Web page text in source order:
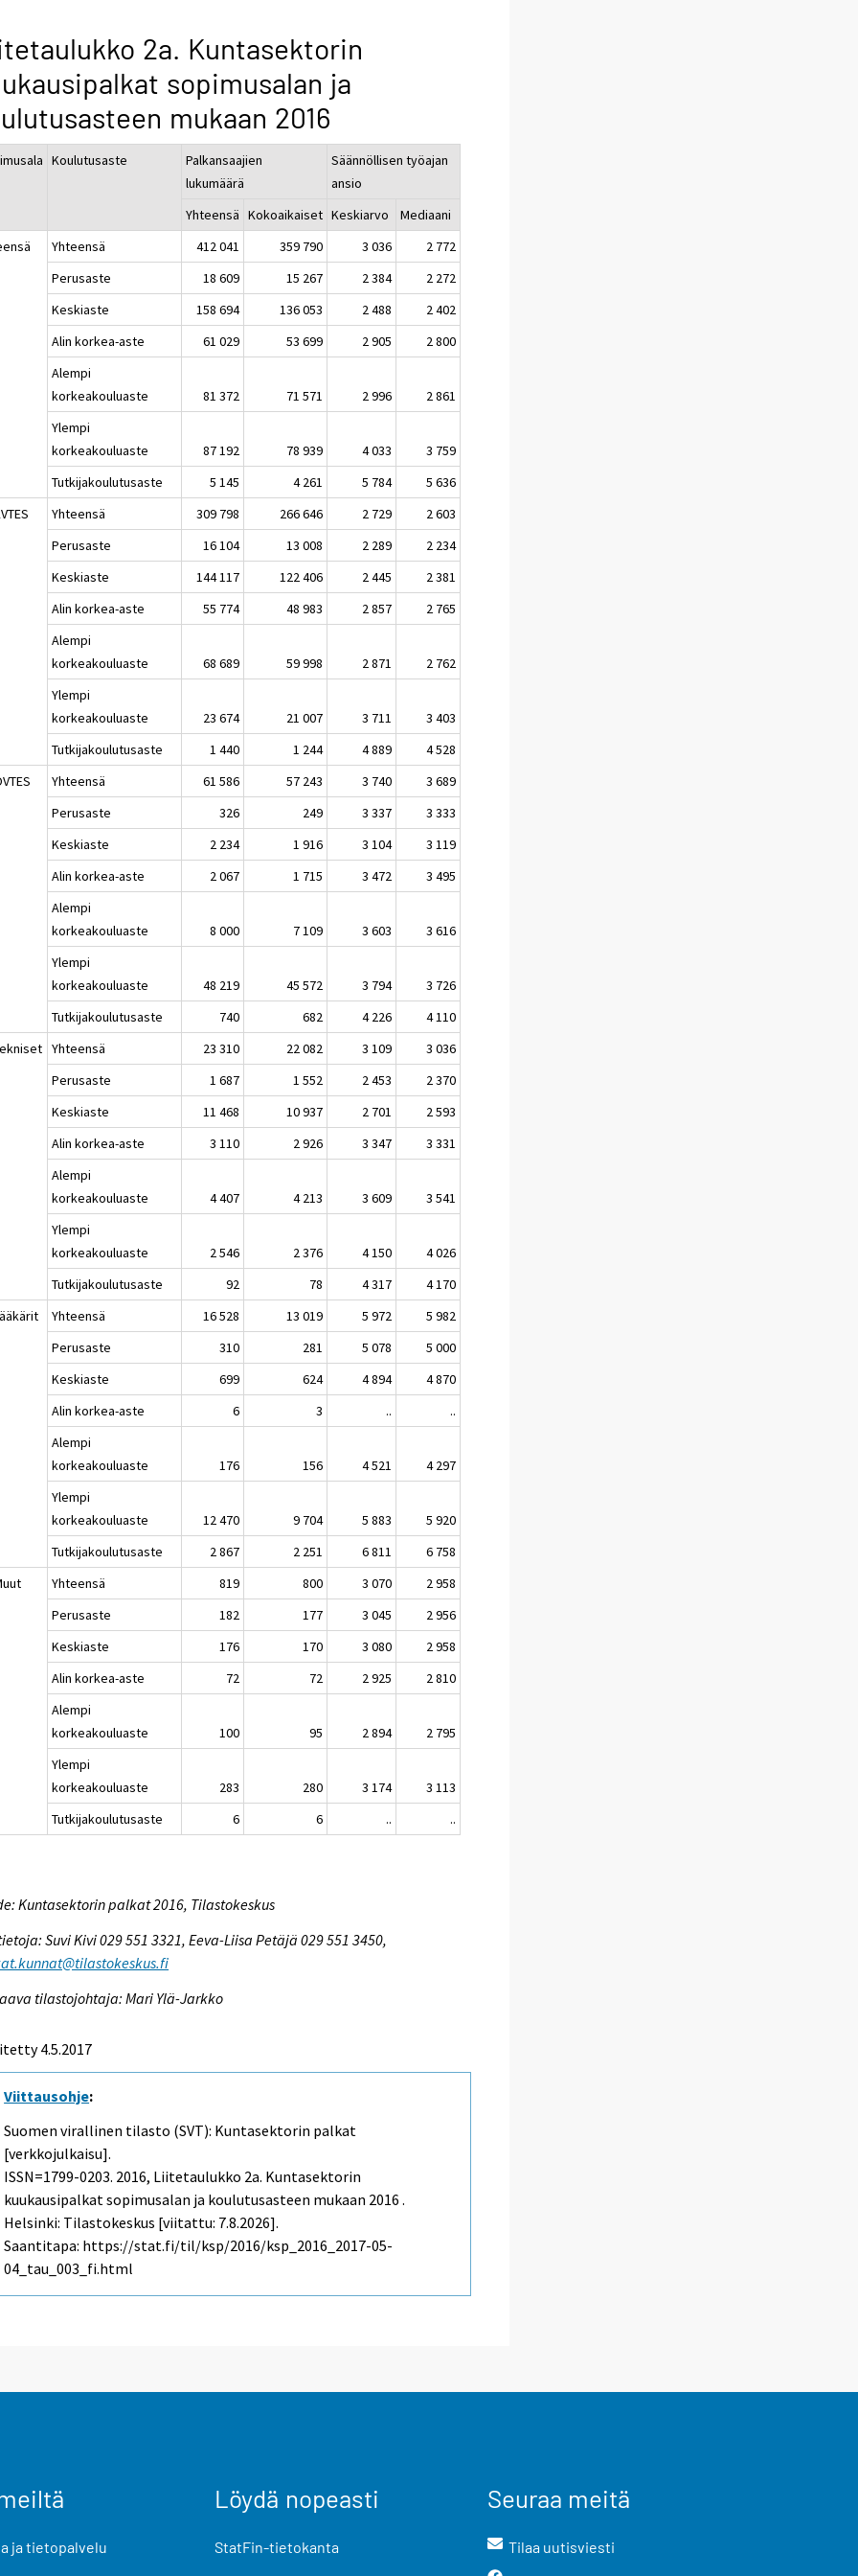
2a. Kuntasektorin
sopimusalan ja
mukaan 2016
Koulutusaste
Palkansaajien
lukumäärä
Säännöllisen työajan
ansio
Yhteensä Kokoaikaiset Keskiarvo
Mediaani
Yhteensä 412 041 359 790 3 036
2 772
Perusaste
18 609 15 267 2 384
2 272
Keskiaste
158 694 136 053 2 488
2 402
Alin korkea-aste
61 029 53 699 2 905
2 800
Alempi
korkeakouluaste
81 372 71 571 2 996
2 861
Ylempi
korkeakouluaste
87 192 78 939 4 033
3 759
Tutkijakoulutusaste
5 145 4 261 5 784
5 636
Yhteensä 309 798 266 646 2 729
2 603
Perusaste
16 104 13 008 2 289
2 234
Keskiaste
144 117 122 406 2 445
2 381
Alin korkea-aste
55 774 48 983 2 857
2 765
Alempi
korkeakouluaste
68 689 59 998 2 871
2 762
Ylempi
korkeakouluaste
23 674 21 007 3 711
3 403
Tutkijakoulutusaste
1 440 1 244 4 889
4 528
Yhteensä 61 586 57 243 3 740
3 689
Perusaste
326 249 3 337
3 333
Keskiaste
2 234 1 916 3 104
3 119
Alin korkea-aste
2 067 1 715 3 472
3 495
Alempi
korkeakouluaste
8 000 7 109 3 603
3 616
Ylempi
korkeakouluaste
48 219 45 572 3 794
3 726
Tutkijakoulutusaste
740 682 4 226
4 110
Yhteensä 23 310 22 082 3 109
3 036
Perusaste
1 687 1 552 2 453
2 370
Keskiaste
11 468 10 937 2 701
2 593
Alin korkea-aste
3 110 2 926 3 347
3 331
Alempi
korkeakouluaste
4 407 4 213 3 609
3 541
Ylempi
korkeakouluaste
2 546 2 376 4 150
4 026
Tutkijakoulutusaste
92 78 4 317
4 170
Yhteensä 16 528 13 019 5 972
5 982
Perusaste
310 281 5 078
5 000
Keskiaste
699 624 4 894
4 870
Alin korkea-aste
6 3 ..
..
Alempi
korkeakouluaste
176 156 4 521
4 297
Ylempi
korkeakouluaste
12 470 9 704 5 883
5 920
Tutkijakoulutusaste
2 867 2 251 6 811
6 758
Yhteensä 819 800 3 070
2 958
Perusaste
182 177 3 045
2 956
Keskiaste
176 170 3 080
2 958
Alin korkea-aste
72 72 2 925
2 810
Alempi
korkeakouluaste
100 95 2 894
2 795
Ylempi
korkeakouluaste
283 280 3 174
3 113
Tutkijakoulutusaste
6 6 .. ..
Kuntasektorin palkat 2016, Tilastokeskus
Suvi Kivi 029 551 3321, Eeva-Liisa Petäjä 029 551 3450,
tilastojohtaja: Mari Ylä-Jarkko
4.5.2017
Viittausohje:
Suomen virallinen tilasto (SVT): Kuntasektorin palkat
[verkkojulkaisu].
ISSN=1799-0203. 2016, Liitetaulukko 2a. Kuntasektorin
kuukausipalkat sopimusalan ja koulutusasteen mukaan 2016 .
Helsinki: Tilastokeskus [viitattu: 7.8.2026].
Saantitapa: https://stat.fi/til/ksp/2016/ksp_2016_2017-05-
04_tau_003_fi.html
ja tietopalvelu
Löydä nopeasti
StatFin-tietokanta
Seuraa meitä
Tilaa uutisviesti